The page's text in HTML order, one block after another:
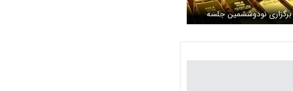
برگزاری نودوششمین جلسه
حراج شمش طلای مرکز مبادله